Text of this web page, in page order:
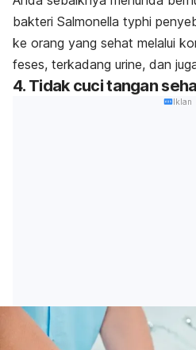
bakteri Salmonella typhi
ke orang yang sehat melalui
feses, terkadang urine, dan
4. Tidak cuci tangan
Iklan